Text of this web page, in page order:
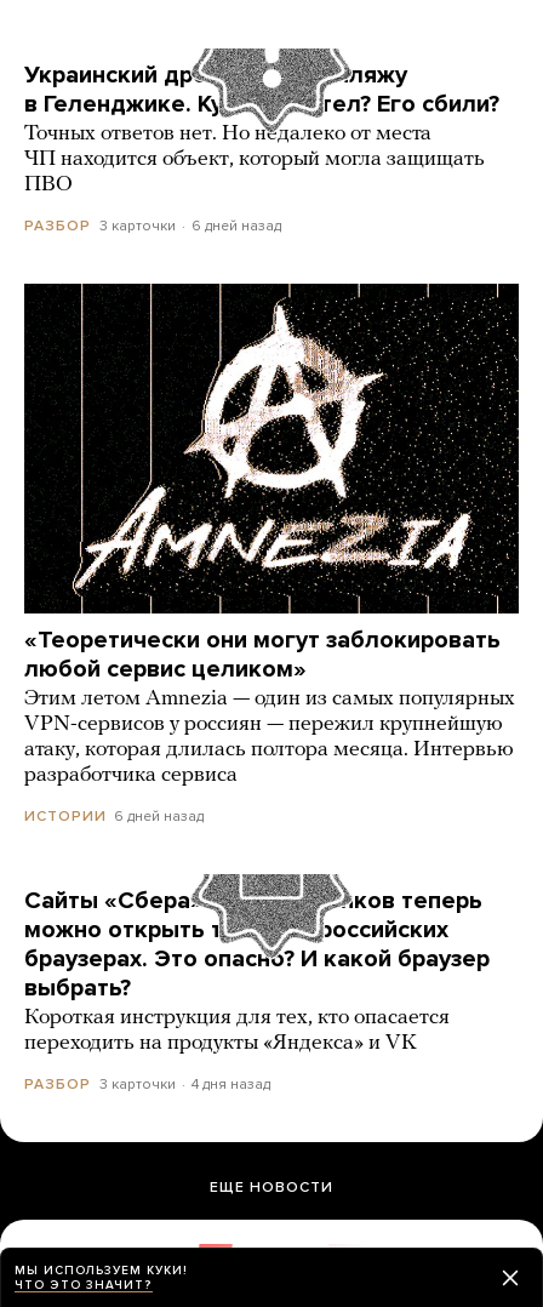
Украинский дрон попал по пляжу
в Геленджике. Куда он летел? Его сбили?
Точных ответов нет. Но недалеко от места
ЧП находится объект, который могла защищать
ПВО
РАЗБОР 3 карточки 6 дней назад
«Теоретически они могут заблокировать
любой сервис целиком»
Этим летом Amnezia — один из самых популярных
VPN-сервисов у россиян — пережил крупнейшую
атаку, которая длилась полтора месяца. Интервью
разработчика сервиса
ИСТОРИИ 6 дней назад
Сайты «Сбера» и других банков теперь
можно открыть только в российских
браузерах. Это опасно? И какой браузер
выбрать?
Короткая инструкция для тех, кто опасается
переходить на продукты «Яндекса» и VK
РАЗБОР 3 карточки 4 дня назад
ЕЩЕ НОВОСТИ
В суд подали иск с требованием снять
«Яблоко» с выборов. А разве это еще
МЫ ИСПОЛЬЗУЕМ КУКИ!
ЧТО ЭТО ЗНАЧИТ?